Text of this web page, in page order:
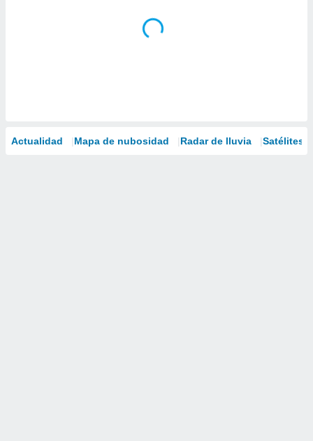
Actualidad Mapa de nubosidad Radar de lluvia Satélites